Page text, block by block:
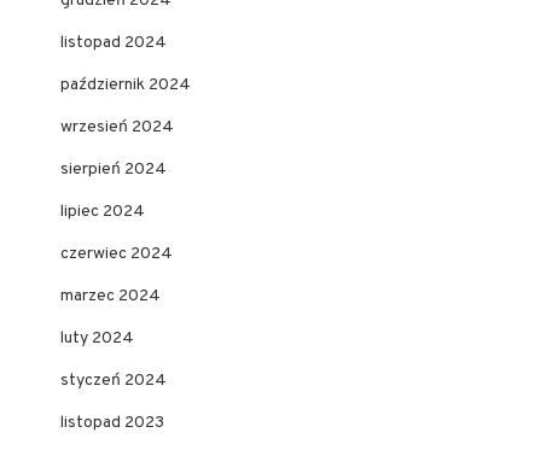
listopad 2024
październik 2024
wrzesień 2024
sierpień 2024
lipiec 2024
czerwiec 2024
marzec 2024
luty 2024
styczeń 2024
listopad 2023